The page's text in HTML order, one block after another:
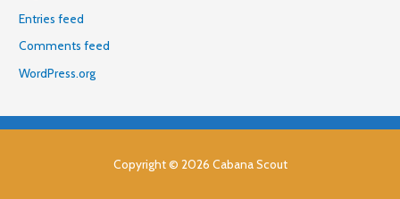
Entries feed
Comments feed
WordPress.org
Copyright © 2026 Cabana Scout